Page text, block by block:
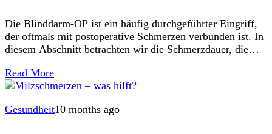
Die Blinddarm-OP ist ein häufig durchgeführter Eingriff,
der oftmals mit postoperative Schmerzen verbunden ist. In
diesem Abschnitt betrachten wir die Schmerzdauer, die
Read More
Gesundheit10 months ago